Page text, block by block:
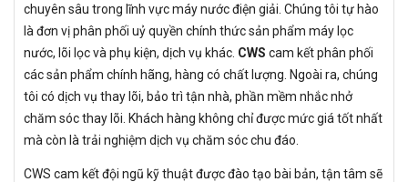
chuyên sâu trong lĩnh vực máy nước điện giải. Chúng tôi tự hào
là đơn vị phân phối uỷ quyền chính thức sản phẩm máy lọc
nước, lõi lọc và phụ kiện, dịch vụ khác. CWS cam kết phân phối
các sản phẩm chính hãng, hàng có chất lượng. Ngoài ra, chúng
tôi có dịch vụ thay lõi, bảo trì tận nhà, phần mềm nhắc nhở
chăm sóc thay lõi. Khách hàng không chỉ được mức giá tốt nhất
mà còn là trải nghiệm dịch vụ chăm sóc chu đáo.
CWS cam kết đội ngũ kỹ thuật được đào tạo bài bản, tận tâm sẽ